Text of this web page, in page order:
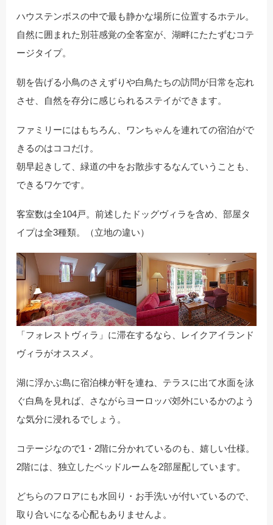
ハウステンボスの中で最も静かな場所に位置するホテル。
自然に囲まれた別荘感覚の全客室が、湖畔にたたずむコテ
ージタイプ。
朝を告げる小鳥のさえずりや白鳥たちの訪問が日常を忘れ
させ、自然を存分に感じられるステイができます。
ファミリーにはもちろん、ワンちゃんを連れての宿泊がで
きるのはココだけ。
朝早起きして、緑道の中をお散歩するなんていうことも、
できるワケです。
客室数は全104戸。前述したドッグヴィラを含め、部屋タ
イプは全3種類。（立地の違い）
「フォレストヴィラ」に滞在するなら、レイクアイランド
ヴィラがオススメ。
湖に浮かぶ島に宿泊棟が軒を連ね、テラスに出て水面を泳
ぐ白鳥を見れば、さながらヨーロッパ郊外にいるかのよう
な気分に浸れるでしょう。
コテージなので1・2階に分かれているのも、嬉しい仕様。
2階には、独立したベッドルームを2部屋配しています。
どちらのフロアにも水回り・お手洗いが付いているので、
取り合いになる心配もありませんよ。